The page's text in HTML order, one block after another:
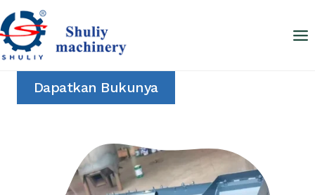
Skip
to
content
Dapatkan Bukunya